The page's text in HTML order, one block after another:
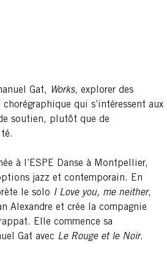
Gat, Works, explorer des
qui s’intéressent aux
soutien, plutôt que de
à l’ESPE Danse à Montpellier,
jazz et contemporain. En
le solo I Love you, me neither,
Alexandre et crée la compagnie
Elle commence sa
Gat avec Le Rouge et le Noir.